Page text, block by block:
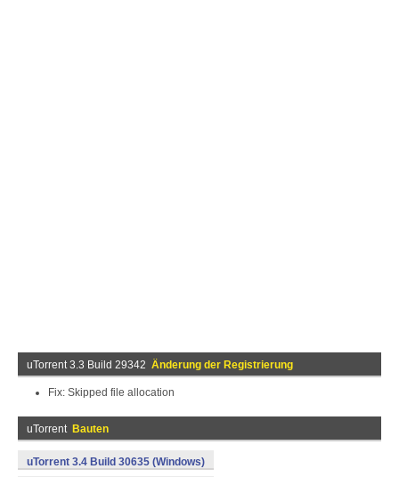
uTorrent 3.3 Build 29342 Änderung der Registrierung
Fix: Skipped file allocation
uTorrent Bauten
uTorrent 3.4 Build 30635 (Windows)